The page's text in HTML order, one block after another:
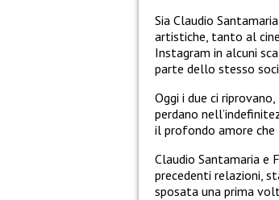
Sia Claudio
artistiche, tanto al
Instagram in alcuni
parte dello stesso
Oggi i due ci
perdano
il profondo amore che
Claudio Santamaria e
precedenti relazioni,
sposata una prima